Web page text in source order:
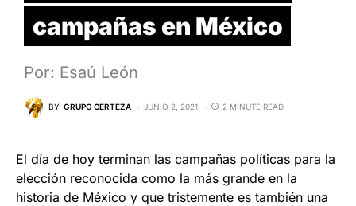
campañas en México
Por: Esaú León
BY GRUPO CERTEZA JUNIO 2, 2021 2 MINUTE READ
El día de hoy terminan las campañas políticas para la
elección reconocida como la más grande en la
historia de México y que tristemente es también una